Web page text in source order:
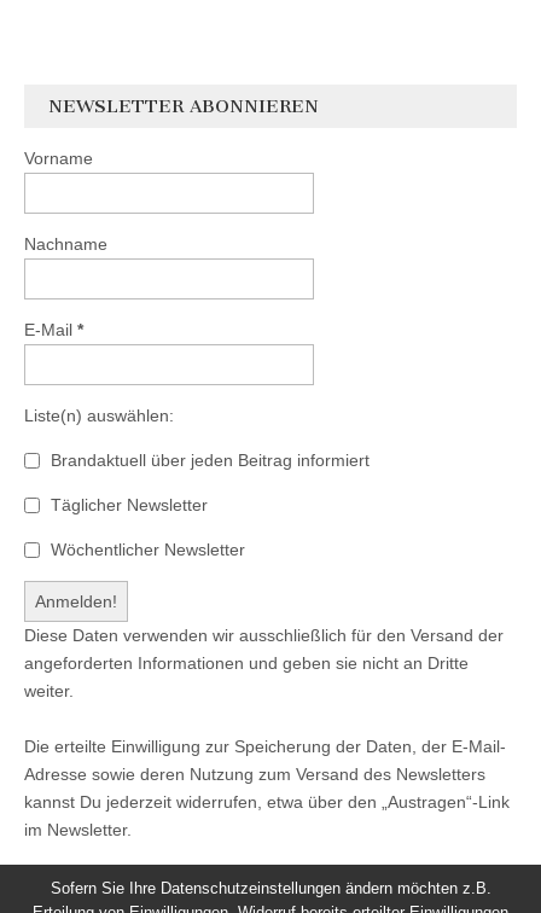
NEWSLETTER ABONNIEREN
Vorname
Nachname
E-Mail *
Liste(n) auswählen:
Brandaktuell über jeden Beitrag informiert
Täglicher Newsletter
Wöchentlicher Newsletter
Diese Daten verwenden wir ausschließlich für den Versand der
angeforderten Informationen und geben sie nicht an Dritte
weiter.
Die erteilte Einwilligung zur Speicherung der Daten, der E-Mail-
Adresse sowie deren Nutzung zum Versand des Newsletters
kannst Du jederzeit widerrufen, etwa über den „Austragen“-Link
im Newsletter.
Sofern Sie Ihre Datenschutzeinstellungen ändern möchten z.B.